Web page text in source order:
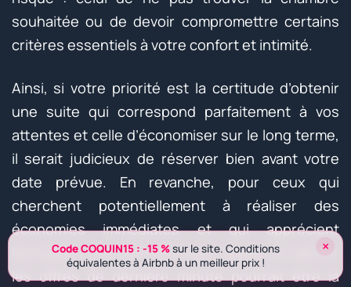
souhaitée ou de devoir compromettre certains
critères essentiels à votre confort et intimité.
Ainsi, si votre priorité est la certitude d’obtenir
une suite qui correspond parfaitement à vos
attentes et celle d’économiser sur le long terme,
il serait judicieux de réserver bien avant votre
date prévue. En revanche, pour ceux qui
cherchent potentiellement à réaliser des
économies immédiates et qui apprécient
l’excitation d’un plan spontané, garder un œil sur
les offres de dernière minute pourrait être la
×
Code COQUIN15 : -15 %sur le site. Conditions
équivalentes à Airbnb à un meilleur prix !